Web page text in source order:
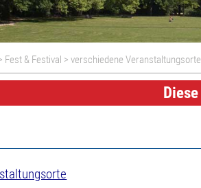
Fest & Festival >verschiedene Veranstaltungsorte